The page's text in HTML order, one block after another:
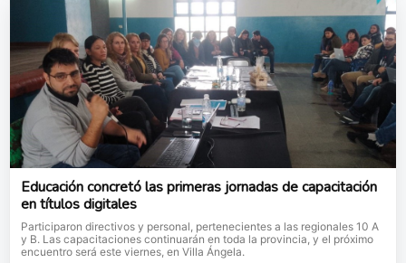
Educación concretó las primeras jornadas de capacitación
en títulos digitales
Participaron directivos y personal, pertenecientes a las regionales 10 A
y B. Las capacitaciones continuarán en toda la provincia, y el próximo
encuentro será este viernes, en Villa Ángela.